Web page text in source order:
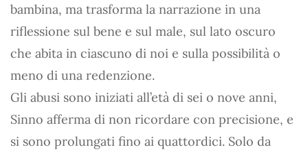
bambina, ma trasforma la narrazione in una
riflessione sul bene e sul male, sul lato oscuro
che abita in ciascuno di noi e sulla possibilità o
meno di una redenzione.
Gli abusi sono iniziati all’età di sei o nove anni,
Sinno afferma di non ricordare con precisione, e
si sono prolungati fino ai quattordici. Solo da